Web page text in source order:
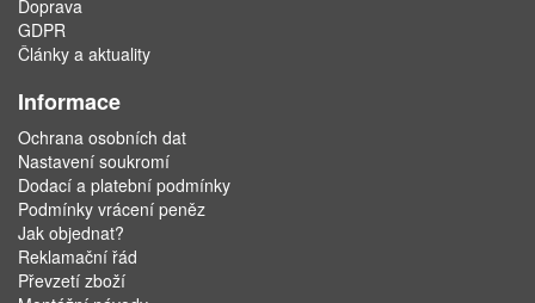
Doprava
GDPR
Články a aktuality
Informace
Ochrana osobních dat
Nastavení soukromí
Dodací a platební podmínky
Podmínky vrácení peněz
Jak objednat?
Reklamační řád
Převzetí zboží